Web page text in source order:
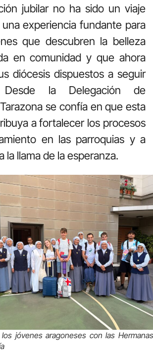
jubilar no ha sido un viaje
experiencia fundante para
que descubren la belleza
en comunidad y que ahora
diócesis dispuestos a seguir
Desde la Delegación de
se confía en que esta
a fortalecer los procesos
en las parroquias y a
la llama de la esperanza.
jóvenes aragoneses con las